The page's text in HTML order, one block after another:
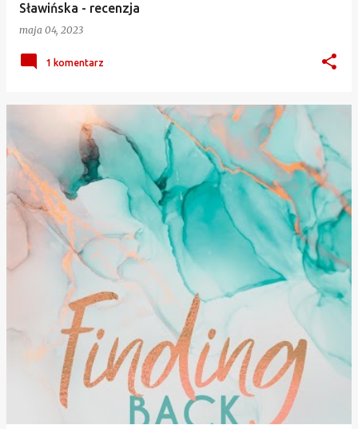
Sławińska - recenzja
maja 04, 2023
1 komentarz